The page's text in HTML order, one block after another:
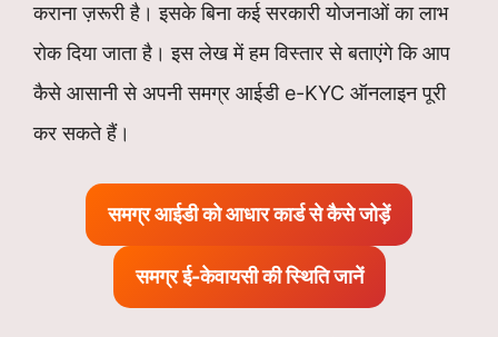
कराना ज़रूरी है। इसके बिना कई सरकारी योजनाओं का लाभ
रोक दिया जाता है। इस लेख में हम विस्तार से बताएंगे कि आप
कैसे आसानी से अपनी समग्र आईडी e-KYC ऑनलाइन पूरी
कर सकते हैं।
समग्र आईडी को आधार कार्ड से कैसे जोड़ें
समग्र ई-केवायसी की स्थिति जानें